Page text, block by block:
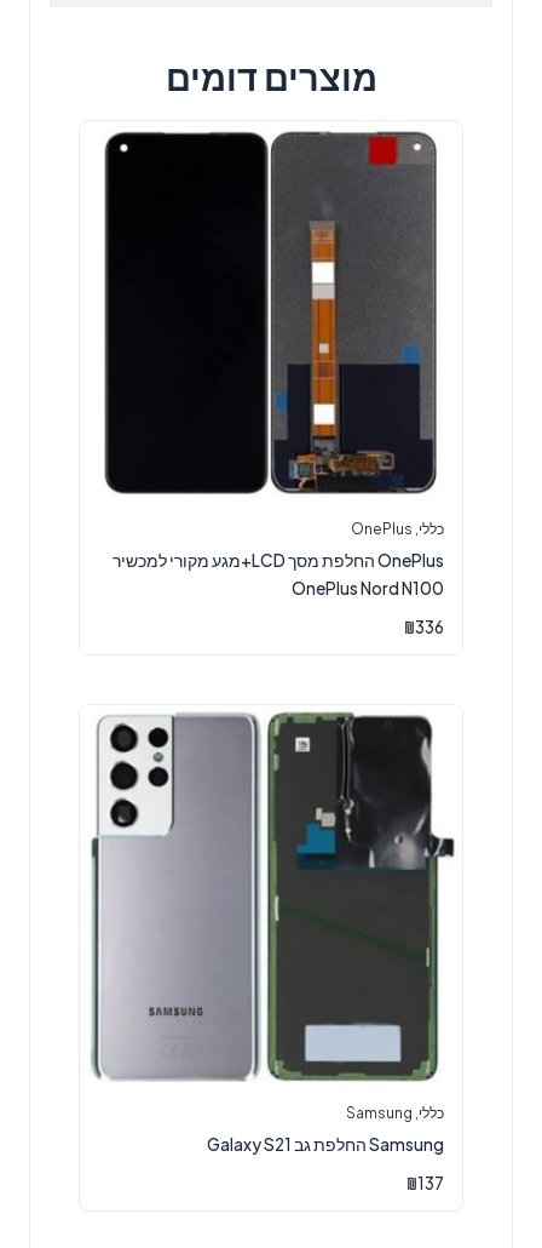
מוצרים דומים
כללי OnePlus
OnePlus החלפת מסך LCD+מגע מקורי למכשיר
OnePlus Nord N100
₪336
כללי Samsung
Samsung החלפת גב Galaxy S21
₪137